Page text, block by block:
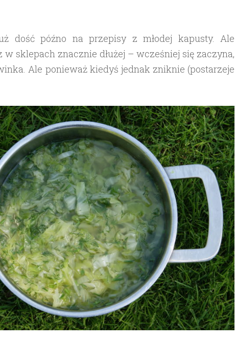
dość późno na przepisy z młodej kapusty. Ale
w sklepach znacznie dłużej – wcześniej się zaczyna,
Ale ponieważ kiedyś jednak zniknie (postarzeje